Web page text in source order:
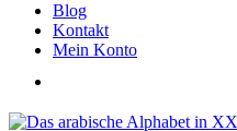
Blog
Kontakt
Mein Konto